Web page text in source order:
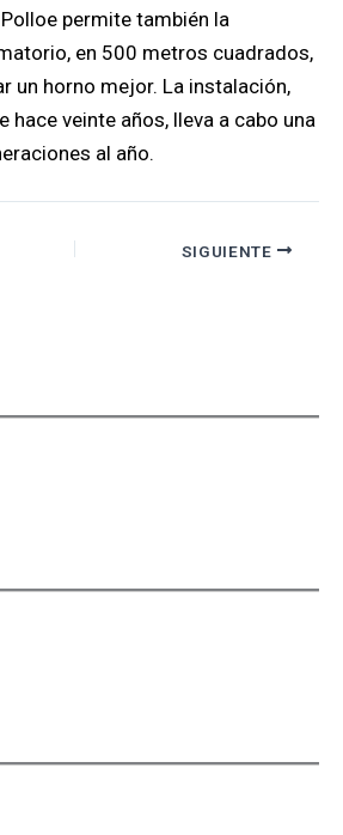
permite también la
en 500 metros cuadrados,
un horno mejor. La instalación,
hace veinte años, lleva a cabo una
al año.
SIGUIENTE